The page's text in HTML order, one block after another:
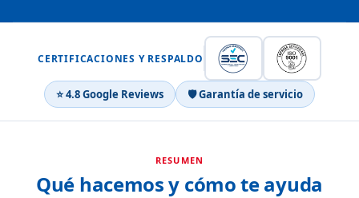
CERTIFICACIONES Y RESPALDO
⭐ 4.8 Google Reviews 🛡 Garantía de servicio
RESUMEN
Qué hacemos y cómo te ayuda